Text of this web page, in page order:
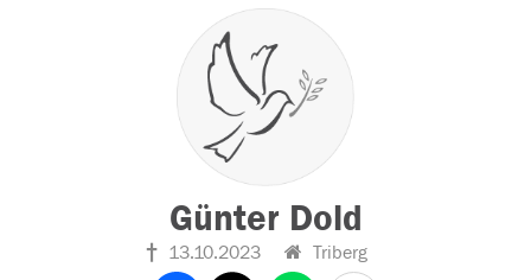
Günter Dold
13.10.2023 Triberg